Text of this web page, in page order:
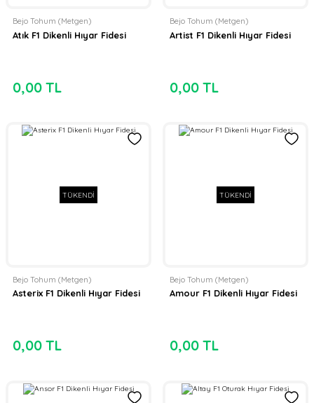
Bejo Tohum (Metgen)
Atık F1 Dikenli Hıyar Fidesi
0,00 TL
Bejo Tohum (Metgen)
Artist F1 Dikenli Hıyar Fidesi
0,00 TL
TÜKENDİ
Bejo Tohum (Metgen)
Asterix F1 Dikenli Hıyar Fidesi
0,00 TL
TÜKENDİ
Bejo Tohum (Metgen)
Amour F1 Dikenli Hıyar Fidesi
0,00 TL